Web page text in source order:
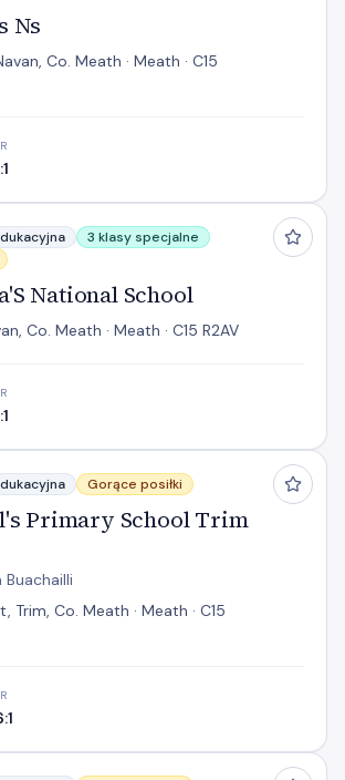
Ns
Co. Meath · Meath · C15
School
3 klasy specjalne
National School
Co. Meath · Meath · C15 R2AV
School Trim Home
Gorące posiłki
Primary School Trim
Trim, Co. Meath · Meath · C15